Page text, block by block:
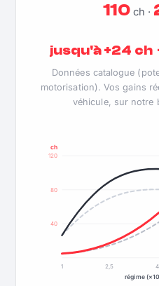
110ch ·
jusqu'à +24 ch
Données catalogue
motorisation). Vos gains
véhicule, sur notre
40
80
120
ch
1 2,5 4
régime